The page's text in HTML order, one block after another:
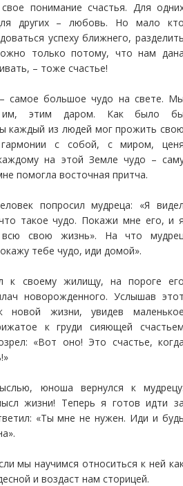
понимание счастья. Для
других – любовь. Но мало
успеху ближнего,
только потому, что нам
– тоже счастье!
самое большое чудо на свете.
им, этим даром. Как было
каждый из людей мог прожить
с собой, с миром,
на этой Земле чудо –
помогла восточная притча.
попросил мудреца: «Я
такое чудо. Покажи мне его, и
всю свою жизнь». На что
тебе чудо, иди домой».
к своему жилищу, на пороге
новорожденного. Услышав
новой жизни, увидев
к груди сияющей
«Вот оно! Это счастье,
юноша вернулся к
жизни! Теперь я готов идти
«Ты мне не нужен. Иди и
мы научимся относиться к ней
и воздаст нам сторицей.